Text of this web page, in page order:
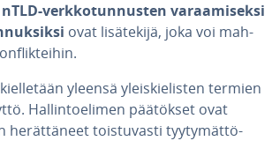
verk­ko­tun­nus­ten va­raa­mi­sek­si
ovat li­sä­te­ki­jä, joka voi mah­
yleensä yleis­kie­lis­ten termien
Hal­lin­toe­li­men päätökset ovat
he­rät­tä­neet tois­tu­vas­ti tyy­ty­mät­tö­